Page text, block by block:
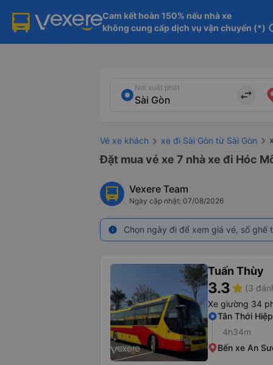
Cam kết hoàn 150% nếu nhà xe
không cung cấp dịch vụ vận chuyển (*)
Nơi xuất phát
import_export
Vé xe khách xe đi Sài Gòn từ Sài Gòn
Đặt mua vé xe 7 nhà xe đi Hóc
Vexere Team
Ngày cập nhật: 07/08/2026
info Chọn ngày đi để xem giá vé, số
Tuấn Thùy
3.3star (3
Xe giường 34
Tân Thới Hiệp
4h34m
Bến xe An